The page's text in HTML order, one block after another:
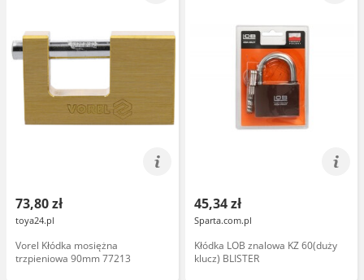
73,80 zł
toya24.pl
Vorel Kłódka mosiężna
trzpieniowa 90mm 77213
45,34 zł
Sparta.com.pl
Kłódka LOB znalowa KZ 60(duży
klucz) BLISTER